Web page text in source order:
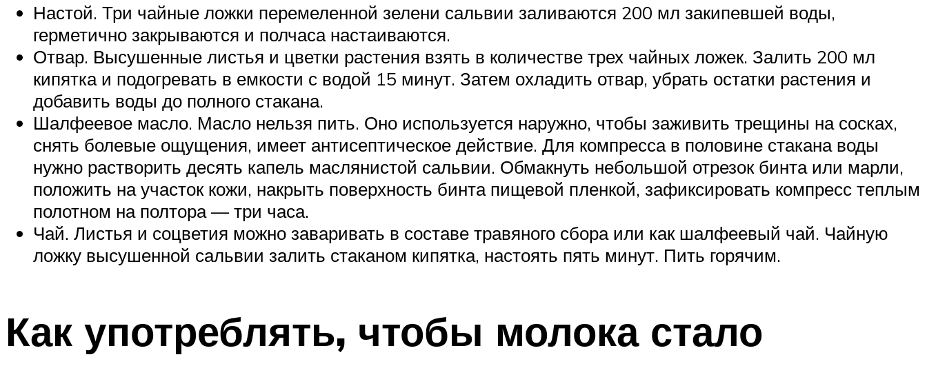
Настой. Три чайные ложки перемеленной зелени сальвии заливаются 200 мл закипевшей воды,
герметично закрываются и полчаса настаиваются.
Отвар. Высушенные листья и цветки растения взять в количестве трех чайных ложек. Залить 200 мл
кипятка и подогревать в емкости с водой 15 минут. Затем охладить отвар, убрать остатки растения и
добавить воды до полного стакана.
Шалфеевое масло. Масло нельзя пить. Оно используется наружно, чтобы заживить трещины на сосках,
снять болевые ощущения, имеет антисептическое действие. Для компресса в половине стакана воды
нужно растворить десять капель маслянистой сальвии. Обмакнуть небольшой отрезок бинта или марли,
положить на участок кожи, накрыть поверхность бинта пищевой пленкой, зафиксировать компресс теплым
полотном на полтора — три часа.
Чай. Листья и соцветия можно заваривать в составе травяного сбора или как шалфеевый чай. Чайную
ложку высушенной сальвии залить стаканом кипятка, настоять пять минут. Пить горячим.
Как употреблять, чтобы молока стало